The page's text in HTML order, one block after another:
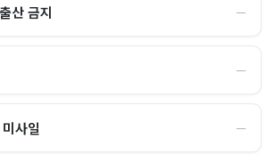
산 금지 ―
―
사일 ―